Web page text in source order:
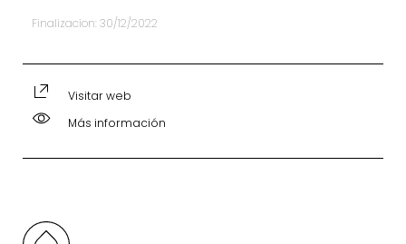
Finalizacion: 30/12/2022
Visitar web
Más información